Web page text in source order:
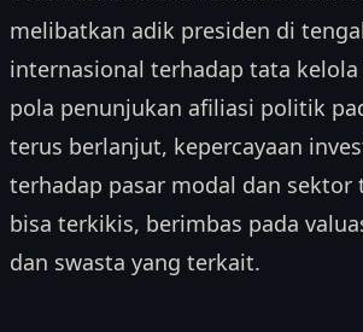
melibatkan adik presiden di
internasional terhadap tata kelola
pola penunjukan afiliasi politik
terus berlanjut, kepercayaan
terhadap pasar modal dan sektor
bisa terkikis, berimbas pada
dan swasta yang terkait.